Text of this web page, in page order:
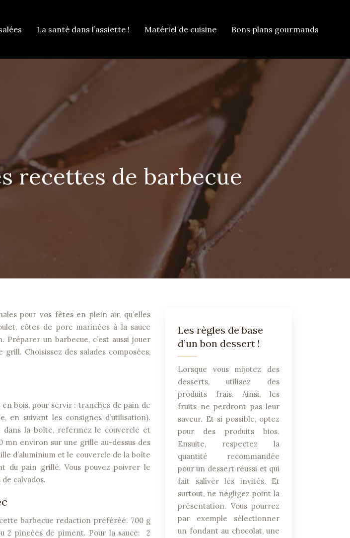
La santé dans l’assiette ! Matériel de cuisine Bons plans gourmands
recettes de barbecue
côtes de porc marinées à la sauce
Préparer un barbecue, c’est aussi jouer
Choisissez des salades composées,
bois, pour servir : tranches de pain de
en suivant les consignes d’utilisation).
dans la boîte, refermez le couvercle et
mn environ sur une grille au-dessus des
d’aluminium et le couvercle de la boîte
du pain grillé. Vous pouvez poivrer le
calvados.
barbecue redaction préféréé. 700 g
2 pincées de piment. Pour la sauce: 2
Les règles de base
d’un bon dessert !
Lorsque vous mijotez des
desserts, utilisez des
produits frais. Ainsi, les
fruits ne perdront pas leur
saveur. Et si possible, optez
pour des produits bios.
Ensuite, respectez la
quantité recommandée
pour un dessert réussi et qui
fait saliver les invités. Et
surtout, ne négligez point la
présentation. Vous pourrez
par exemple sélectionner
un fondant au chocolat, une